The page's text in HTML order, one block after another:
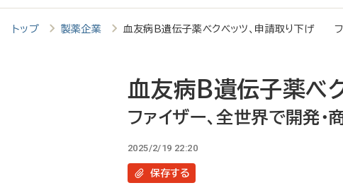
検
索
トップ 製薬企業 血友病B遺伝子薬ベクベッツ、申請取り下げ フ
血友病B遺伝子薬ベ
ファイザー、全世界で開発・
2025/2/19 22:20
保存する